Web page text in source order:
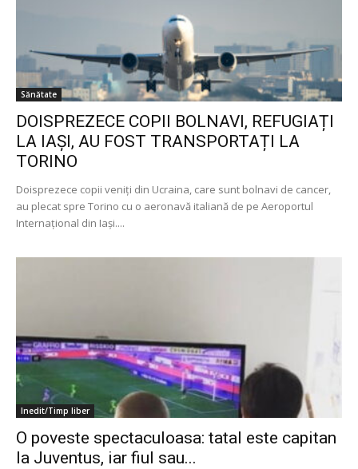
Sănătate
DOISPREZECE COPII BOLNAVI, REFUGIAȚI
LA IAȘI, AU FOST TRANSPORTAȚI LA
TORINO
Doisprezece copii veniți din Ucraina, care sunt bolnavi de cancer,
au plecat spre Torino cu o aeronavă italiană de pe Aeroportul
Internațional din Iași....
Inedit/Timp liber
O poveste spectaculoasa: tatal este capitan
la Juventus, iar fiul sau...